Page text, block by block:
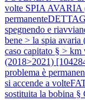
volte SPIA AVARIA
spegnendo e
bene > la spia
caso capitato § >
(2018>2021)
problema è
si accende a
sostituita la bobina